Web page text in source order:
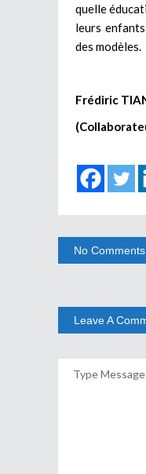
quelle
leurs
des modèles.
Frédiric
No Comments
Leave A